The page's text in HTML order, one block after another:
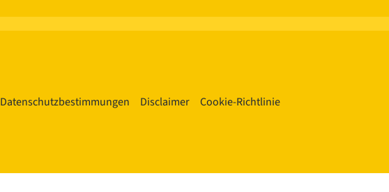
Datenschutzbestimmungen Disclaimer Cookie-Richtlinie